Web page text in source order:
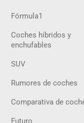
Fórmula1
Coches híbridos y
enchufables
SUV
Rumores de coches
Comparativa de
Futuro